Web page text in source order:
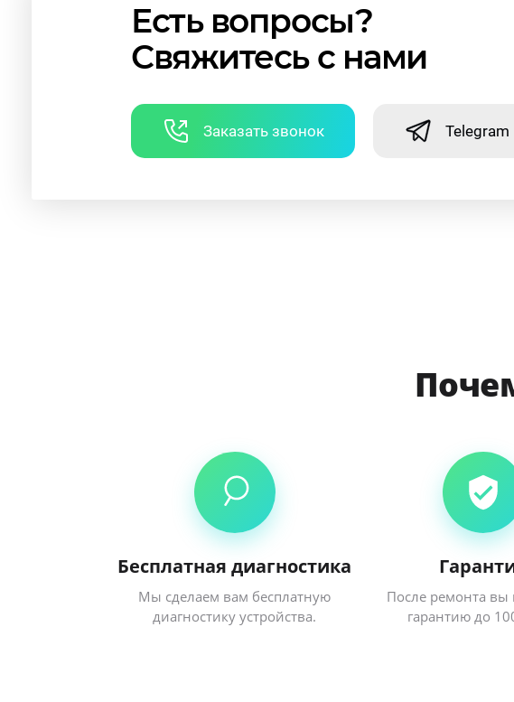
Есть вопросы?
Свяжитесь с нами
Заказать звонок Telegram
Бесплатная диагностика
Мы сделаем вам бесплатную
диагностику устройства.
После ремонта вы
гарантию до